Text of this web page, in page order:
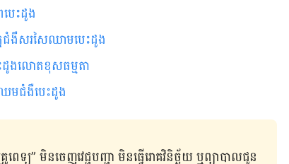
េះដូង
ជំងឺសរសៃ​ឈាម​បេះដូង
ះដូងលោតខុសធម្មតា
ឈម​ជំងឺ​បេះដូង​​​​​​​​​​​​​
” មិន​ចេញ​វេជ្ជបញ្ជា មិន​ធ្វើ​រោគវិនិច្ឆ័យ ឬ​ព្យាបាល​ជូន​